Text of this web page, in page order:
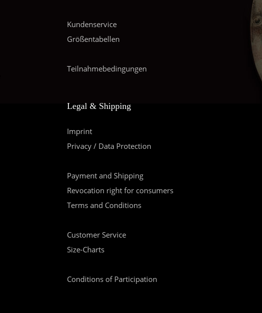
Kundenservice
Größentabellen
Teilnahmebedingungen
Legal & Shipping
Imprint
Privacy / Data Protection
Payment and Shipping
Revocation right for consumers
Terms and Conditions
Customer Service
Size-Charts
Conditions of Participation